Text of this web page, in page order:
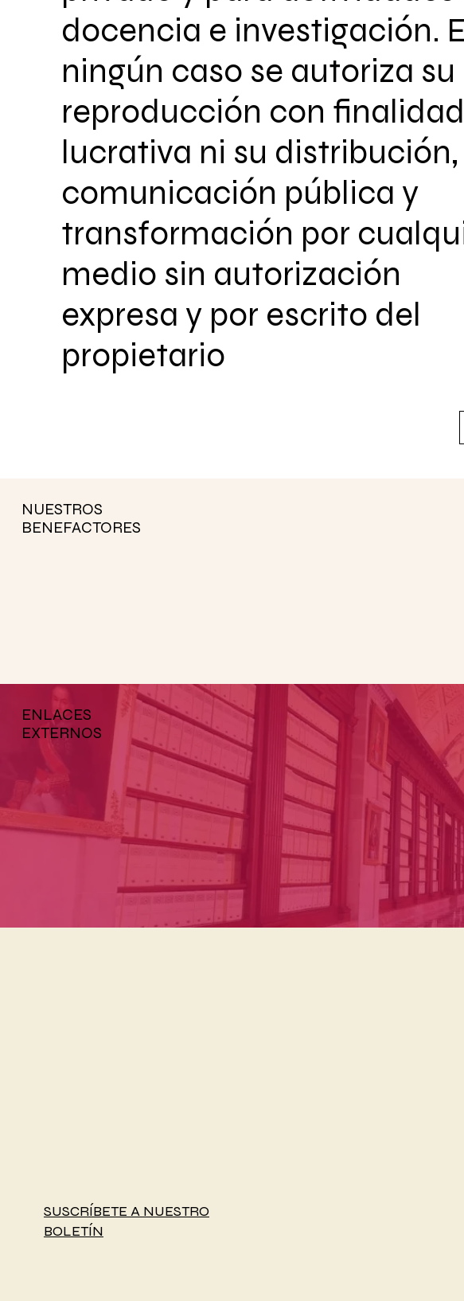
docencia e investigación.
ningún caso se autoriza su
reproducción con finalidad
lucrativa ni su distribución,
comunicación pública y
transformación por
medio sin autorización
expresa y por escrito del
propietario
NUESTROS
BENEFACTORES
ENLACES
EXTERNOS
SUSCRÍBETE A NUESTRO
BOLETÍN